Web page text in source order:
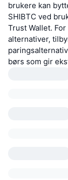
brukere kan
SHIBTC ved
Trust Wallet.
alternativer,
børs som gir